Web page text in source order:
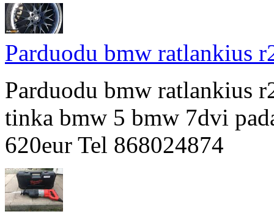
Parduodu bmw ratlankius
Parduodu bmw ratlankius
tinka bmw 5 bmw 7dvi
620eur Tel 868024874